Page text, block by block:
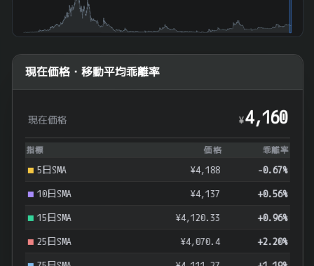
現在価格・移動平均乖離率
現在価格 ¥4,160
指標 価格 乖離率
5日SMA ¥4,188 -0.67%
10日SMA ¥4,137 +0.56%
15日SMA ¥4,120.33 +0.96%
25日SMA ¥4,070.4 +2.20%